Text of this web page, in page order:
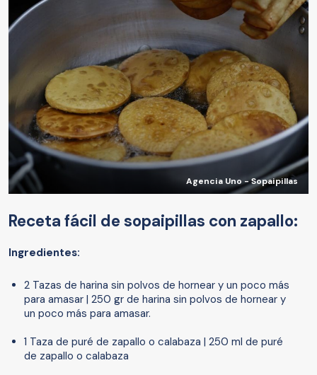
Agencia Uno - Sopaipillas
Receta fácil de sopaipillas con zapallo:
Ingredientes:
2 Tazas de harina sin polvos de hornear y un poco más
para amasar | 250 gr de harina sin polvos de hornear y
un poco más para amasar.
1 Taza de puré de zapallo o calabaza | 250 ml de puré
de zapallo o calabaza